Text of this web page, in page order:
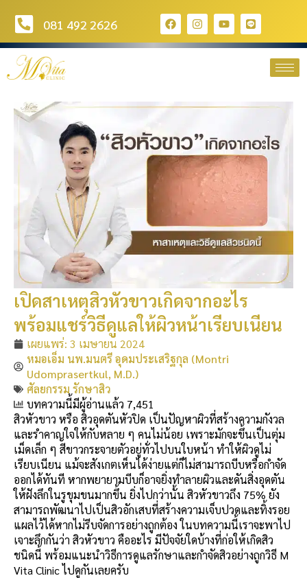
081 492 2626
เปิดสาเหตุสิวหัวขาวเกิดจากอะไร
พร้อมแชร์วิธีดูแลให้ผิวหน้าเรียบเนียน
เผยแพร่: 3 เมษายน 2024
หมอเอ็ม นพ.มนตรี อุดมประเสริฐกุล (Montri
Udomprasertkul, M.D.)
ศัลยกรรม รักษาสิว
บทความนี้มีผู้อ่านแล้ว 7,451
สิวหัวขาว หรือ สิวอุดตันหัวปิด เป็นปัญหาผิวที่สร้างความกังวล
และรำคาญใจให้กับหลาย ๆ คนไม่น้อย เพราะมักจะขึ้นเป็นตุ่ม
เม็ดเล็ก ๆ สีขาวกระจายตัวอยู่ทั่วไปบนใบหน้า ทำให้ผิวดูไม่
เรียบเนียน แม้จะสังเกตเห็นได้ง่ายแต่ก็ไม่สามารถบีบหรือกำจัด
ออกได้ทันที หากพยายามบีบก็อาจยิ่งทำลายผิวและดันสิ่งอุดตัน
ให้ฝังลึกในรูขุมขนมากขึ้น ยิ่งไปกว่านั้น สิวหัวขาวถึง 75% ยัง
สามารถพัฒนาไปเป็นสิวอักเสบที่สร้างความเจ็บปวดและทิ้งรอย
แผลไว้ได้หากไม่รีบจัดการอย่างถูกต้อง ในบทความนี้เราจะพาไป
เจาะลึกกันว่า สิวหัวขาว คืออะไร มีปัจจัยใดบ้างที่ก่อให้เกิดสิว
ชนิดนี้ พร้อมแนะนำวิธีการดูแลรักษาและกำจัดสิวอย่างถูกวิธี M
Vita Clinic ไปดูกันเลยครับ